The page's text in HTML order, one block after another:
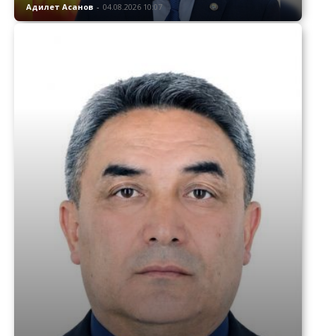
Адилет Асанов - 04.08.2026 10:07